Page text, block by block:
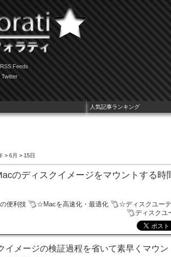
Feeds
Twitter
> 6月 > 15日
のディスクイメージをマウントする時
便利技 ☆Macを高速化・最適化 ☆ディスクユー
ディスクユ
イメージの検証過程を省いて素早くマウン
人気記事ランキング